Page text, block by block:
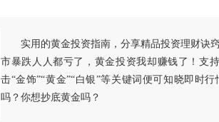
实用的黄金投资指南，分享精品投资理财诀
市暴跌人人都亏了，黄金投资我却赚钱了！支
击“金饰”“黄金”“白银”等关键词便可知晓即时
吗？你想抄底黄金吗？